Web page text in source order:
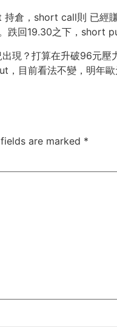
倉，short call則 已經賺
回19.30之下，short
現？打算在升破96元壓
目前看法不變，明年
are marked *